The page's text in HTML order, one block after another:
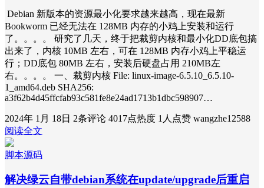
Debian 新版本的资源最小化要求越来越高，现在最新
Bookworm 已经无法在 128MB 内存的小鸡上安装和运行
了。。。。 研究了几天，终于把裁剪内核和最小化DD底包搞
出来了，内核 10MB 左右，可在 128MB 内存小鸡上平稳运
行；DD底包 80MB 左右，安装后硬盘占用 210MB左
右。。。。 一、裁剪内核 File: linux-image-6.5.10_6.5.10-
1_amd64.deb SHA256:
a3f62b4d45ffcfab93c581fe8e24ad1713b1dbc598907…
2024年 1月 18日 2条评论 4017点热度 1人点赞 wangzhe12588
阅读全文
脚本源码
解决绿云自带debian系统在update/upgrade后重启